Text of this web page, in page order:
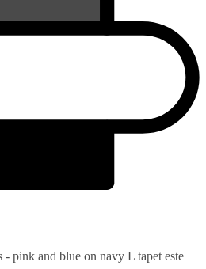
- pink and blue on navy L tapet este